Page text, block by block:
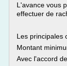
L'avance vous
effectuer de
Les principales
Montant
Avec l'accord